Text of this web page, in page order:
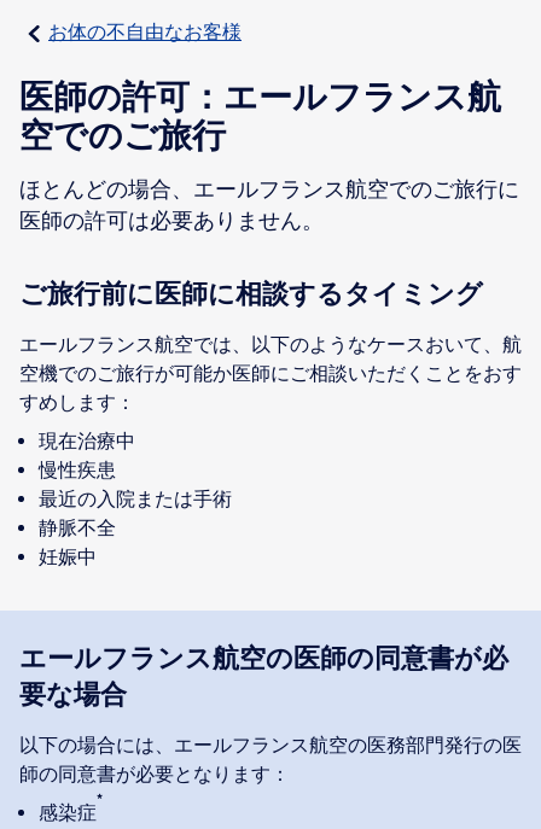
お体の不自由なお客様
医師の許可：エールフランス航
空でのご旅行
ほとんどの場合、エールフランス航空でのご旅行に
医師の許可は必要ありません。
ご旅行前に医師に相談するタイミング
エールフランス航空では、以下のようなケースおいて、航
空機でのご旅行が可能か医師にご相談いただくことをおす
すめします：
現在治療中
慢性疾患
最近の入院または手術
静脈不全
妊娠中
エールフランス航空の医師の同意書が必
要な場合
以下の場合には、エールフランス航空の医務部門発行の医
師の同意書が必要となります：
感染症
*